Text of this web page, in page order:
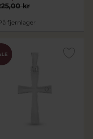
kr
fjernlager